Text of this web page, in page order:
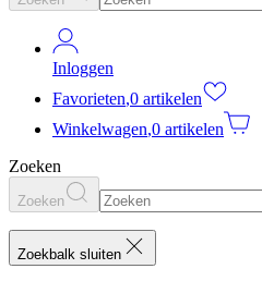
Inloggen
Favorieten,0 artikelen
Winkelwagen,0 artikelen
Zoeken
Zoeken
Zoekbalk sluiten